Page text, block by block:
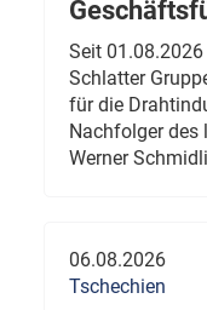
Seit
Schlatter
für die
Nachfolger des
Werner
06.08.2026
Tschechien